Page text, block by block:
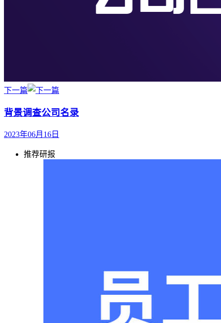
下一篇
背景调查公司名录
2023年06月16日
推荐研报